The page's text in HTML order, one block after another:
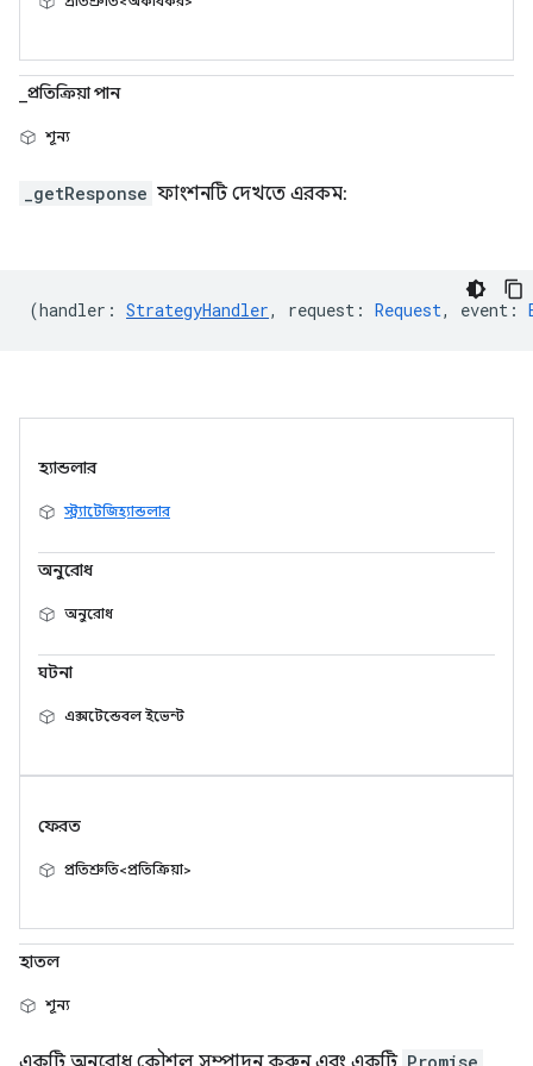
_প্রতিক্রিয়া পান
শূন্য
_getResponse ফাংশনটি দেখতে এরকম:
(handler : StrategyHandler, request : Request, event :
হ্যান্ডলার
স্ট্র্যাটেজিহ্যান্ডলার
অনুরোধ
অনুরোধ
ঘটনা
এক্সটেন্ডেবল ইভেন্ট
ফেরত
প্রতিশ্রুতি<প্রতিক্রিয়া>
হাতল
শূন্য